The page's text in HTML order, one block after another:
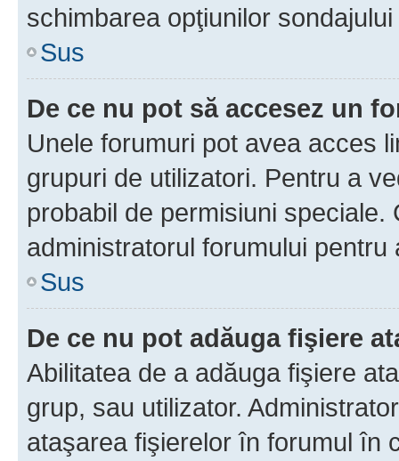
schimbarea opţiunilor
Sus
De ce nu pot să accesez un
Unele forumuri pot avea acces
grupuri de utilizatori. Pentru a
probabil de permisiuni
administratorul forumului pentru
Sus
De ce nu pot adăuga fişiere
Abilitatea de a adăuga fişiere
grup, sau utilizator.
ataşarea fişierelor în forumul în